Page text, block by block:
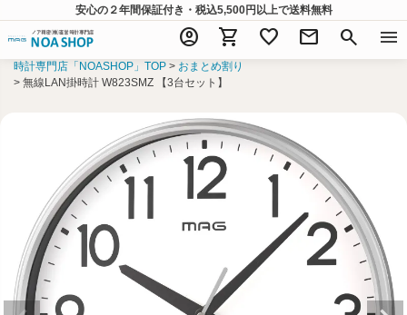
安心の２年間保証付き・税込5,500円以上で送料無料
account_circle shopping_cart favorite mail search menu
時計専門店「NOASHOP」TOP
おまとめ割り
無線LAN掛時計 W823SMZ 【3台セット】